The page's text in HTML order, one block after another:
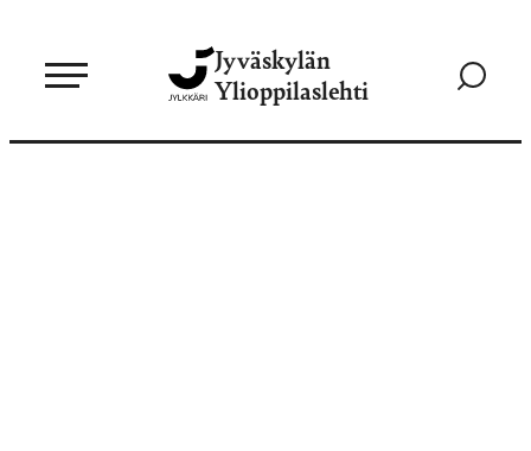
sisältöön
Jyväskylän
Ylioppilaslehti
Siirry